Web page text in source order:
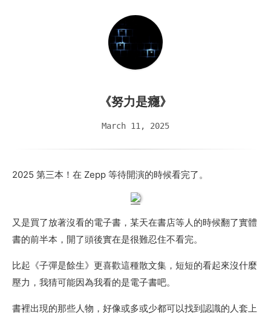
《努力是癮》
March 11, 2025
2025 第三本！在 Zepp 等待開演的時候看完了。
又是買了放著沒看的電子書，某天在書店等人的時候翻了實體
書的前半本，開了頭後實在是很難忍住不看完。
比起《子彈是餘生》更喜歡這種散文集，短短的看起來沒什麼
壓力，我猜可能因為我看的是電子書吧。
書裡出現的那些人物，好像或多或少都可以找到認識的人套上